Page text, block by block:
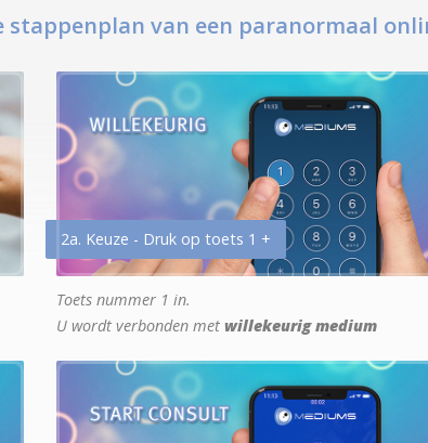
van een paranormaal
2a. Keuze - Druk op toets 1 +
Toets nummer 1 in.
U wordt verbonden met willekeurig medium